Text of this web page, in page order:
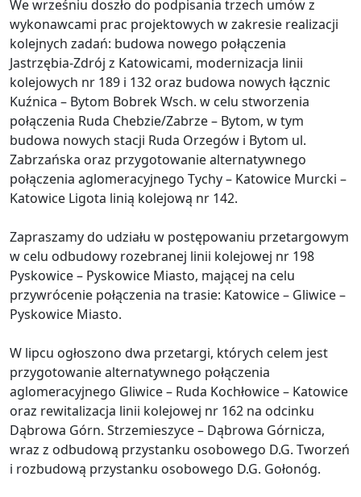
We wrześniu doszło do podpisania trzech umów z
wykonawcami prac projektowych w zakresie realizacji
kolejnych zadań: budowa nowego połączenia
Jastrzębia-Zdrój z Katowicami, modernizacja linii
kolejowych nr 189 i 132 oraz budowa nowych łącznic
Kuźnica – Bytom Bobrek Wsch. w celu stworzenia
połączenia Ruda Chebzie/Zabrze – Bytom, w tym
budowa nowych stacji Ruda Orzegów i Bytom ul.
Zabrzańska oraz przygotowanie alternatywnego
połączenia aglomeracyjnego Tychy – Katowice Murcki –
Katowice Ligota linią kolejową nr 142.
Zapraszamy do udziału w postępowaniu przetargowym
w celu odbudowy rozebranej linii kolejowej nr 198
Pyskowice – Pyskowice Miasto, mającej na celu
przywrócenie połączenia na trasie: Katowice – Gliwice –
Pyskowice Miasto.
W lipcu ogłoszono dwa przetargi, których celem jest
przygotowanie alternatywnego połączenia
aglomeracyjnego Gliwice – Ruda Kochłowice – Katowice
oraz rewitalizacja linii kolejowej nr 162 na odcinku
Dąbrowa Górn. Strzemieszyce – Dąbrowa Górnicza,
wraz z odbudową przystanku osobowego D.G. Tworzeń
i rozbudową przystanku osobowego D.G. Gołonóg.